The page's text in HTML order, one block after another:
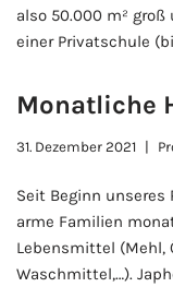
also 50.000 m²
einer Privatschule
Monatliche
31. Dezember 2021
Seit Beginn unseres
arme Familien
Lebensmittel (Mehl,
Waschmittel,…).